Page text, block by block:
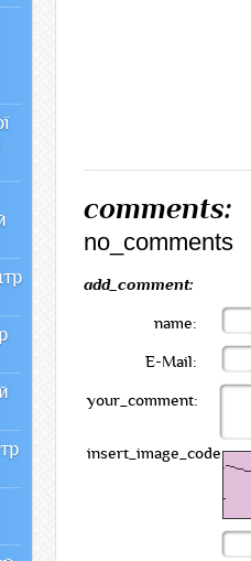
comments:
no_comments
add_comment:
name:
E-Mail:
your_comment:
insert_image_code: